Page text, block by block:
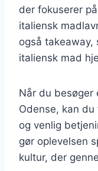
der fokuserer
italiensk
også
italiensk mad
Når du besøger
Odense, kan
og venlig
gør oplevelsen
kultur, der